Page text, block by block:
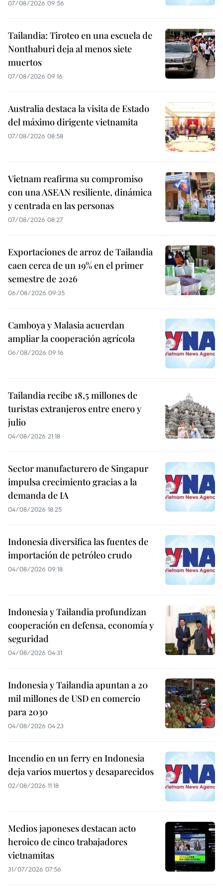
07/08/2026 09:56
Tailandia: Tiroteo en una escuela de
Nonthaburi deja al menos siete
muertos
07/08/2026 09:16
Australia destaca la visita de Estado
del máximo dirigente vietnamita
07/08/2026 08:58
Vietnam reafirma su compromiso
con una ASEAN resiliente, dinámica
y centrada en las personas
07/08/2026 08:27
Exportaciones de arroz de Tailandia
caen cerca de un 19% en el primer
semestre de 2026
06/08/2026 09:35
Camboya y Malasia acuerdan
ampliar la cooperación agrícola
06/08/2026 09:16
Tailandia recibe 18,5 millones de
turistas extranjeros entre enero y
julio
04/08/2026 21:18
Sector manufacturero de Singapur
impulsa crecimiento gracias a la
demanda de IA
04/08/2026 18:25
Indonesia diversifica las fuentes de
importación de petróleo crudo
04/08/2026 09:18
Indonesia y Tailandia profundizan
cooperación en defensa, economía y
seguridad
04/08/2026 04:31
Indonesia y Tailandia apuntan a 20
mil millones de USD en comercio
para 2030
04/08/2026 04:23
Incendio en un ferry en Indonesia
deja varios muertos y desaparecidos
02/08/2026 11:18
Medios japoneses destacan acto
heroico de cinco trabajadores
vietnamitas
31/07/2026 07:56